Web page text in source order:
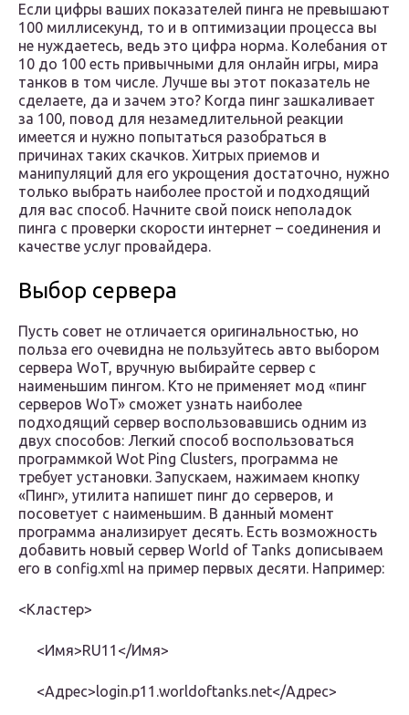
Если цифры ваших показателей пинга не превышают
100 миллисекунд, то и в оптимизации процесса вы
не нуждаетесь, ведь это цифра норма. Колебания от
10 до 100 есть привычными для онлайн игры, мира
танков в том числе. Лучше вы этот показатель не
сделаете, да и зачем это? Когда пинг зашкаливает
за 100, повод для незамедлительной реакции
имеется и нужно попытаться разобраться в
причинах таких скачков. Хитрых приемов и
манипуляций для его укрощения достаточно, нужно
только выбрать наиболее простой и подходящий
для вас способ. Начните свой поиск неполадок
пинга с проверки скорости интернет – соединения и
качестве услуг провайдера.
Выбор сервера
Пусть совет не отличается оригинальностью, но
польза его очевидна не пользуйтесь авто выбором
сервера WoT, вручную выбирайте сервер с
наименьшим пингом. Кто не применяет мод «пинг
серверов WoT» сможет узнать наиболее
подходящий сервер воспользовавшись одним из
двух способов: Легкий способ воспользоваться
программкой Wot Ping Clusters, программа не
требует установки. Запускаем, нажимаем кнопку
«Пинг», утилита напишет пинг до серверов, и
посоветует с наименьшим. В данный момент
программа анализирует десять. Есть возможность
добавить новый сервер World of Tanks дописываем
его в config.xml на пример первых десяти. Например:
<Кластер>
<Имя>RU11</Имя>
<Адрес>login.p11.worldoftanks.net</Адрес>